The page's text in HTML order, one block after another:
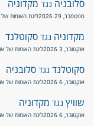
סלובניה נגד מקדוניה
ספטמבר, 29 2026 ליגת האומות
מקדוניה נגד סקוטלנד
אוקטובר, 3 2026 ליגת האומות של
סקוטלנד נגד סלובניה
אוקטובר, 6 2026 ליגת האומות של
שוויץ נגד מקדוניה
אוקטובר, 6 2026 ליגת האומות של